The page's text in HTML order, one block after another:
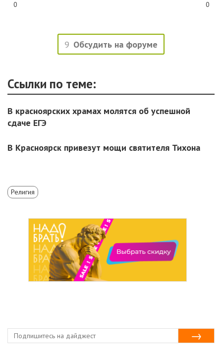
0 0
9 Обсудить на форуме
Ссылки по теме:
В красноярских храмах молятся об успешной
сдаче ЕГЭ
В Красноярск привезут мощи святителя Тихона
Религия